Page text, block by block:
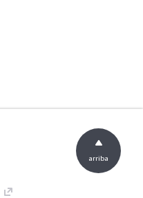
arriba